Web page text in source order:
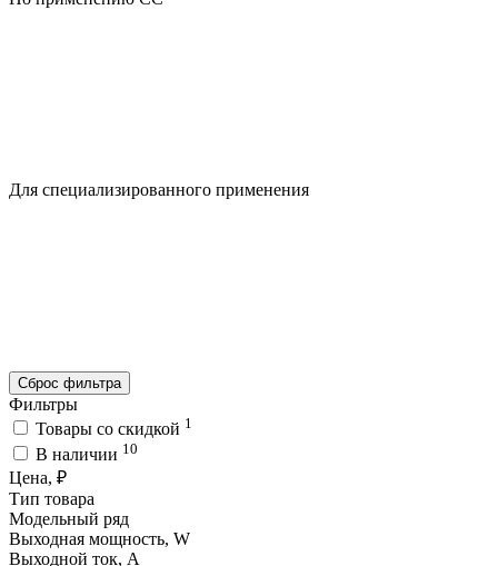
Для специализированного применения
Сброс фильтра
Фильтры
Товары со скидкой 1
В наличии 10
Цена, ₽
Тип товара
Модельный ряд
Выходная мощность, W
Выходной ток, A